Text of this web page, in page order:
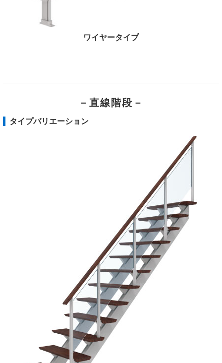
ワイヤータイプ
－直線階段－
タイプバリエーション